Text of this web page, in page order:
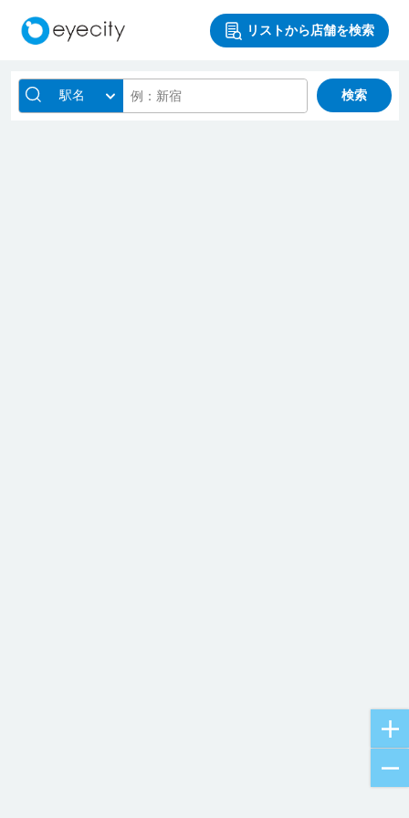
リストから店舗を検索
駅名 検索